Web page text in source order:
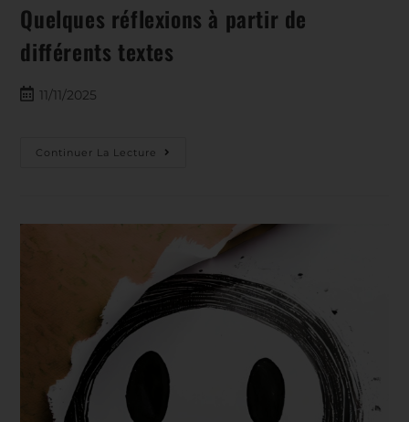
Quelques réflexions à partir de
différents textes
11/11/2025
Continuer La Lecture